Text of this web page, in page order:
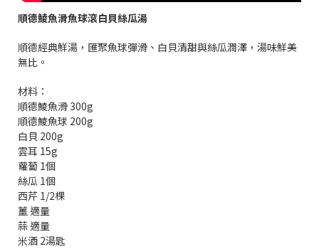
順德鯪魚滑魚球滾白貝絲瓜湯
順德經典鮮湯，匯聚魚球彈滑、白貝清甜與絲瓜潤澤，湯味鮮美
無比。
材料：
順德鯪魚滑 300g
順德鯪魚球 200g
白貝 200g
雲耳 15g
蘿蔔 1個
絲瓜 1個
西芹 1/2棵
薑 適量
蒜 適量
米酒 2湯匙